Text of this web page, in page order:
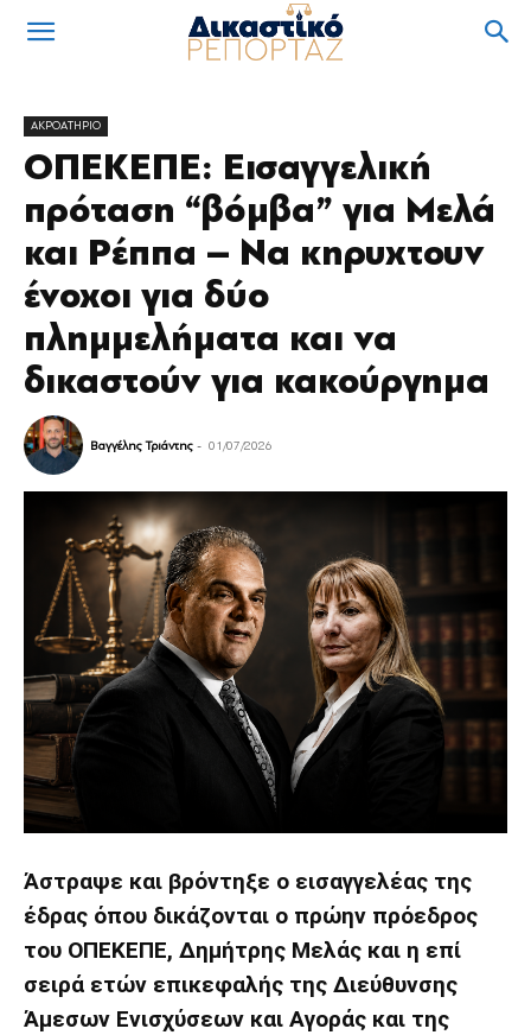
ΑΚΡΟΑΤΗΡΙΟ
ΟΠΕΚΕΠΕ: Εισαγγελική
πρόταση “βόμβα” για Μελά
και Ρέππα – Να κηρυχτουν
ένοχοι για δύο
πλημμελήματα και να
δικαστούν για κακούργημα
Βαγγέλης Τριάντης - 01/07/2026
Άστραψε και βρόντηξε ο εισαγγελέας της
έδρας όπου δικάζονται ο πρώην πρόεδρος
του ΟΠΕΚΕΠΕ, Δημήτρης Μελάς και η επί
σειρά ετών επικεφαλής της Διεύθυνσης
Άμεσων Ενισχύσεων και Αγοράς και της